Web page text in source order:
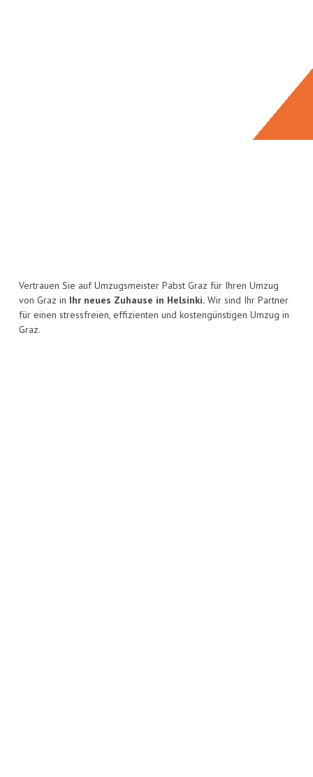
Vertrauen Sie auf Umzugsmeister Pabst Graz für Ihren Umzug
von Graz in Ihr neues Zuhause in Helsinki. Wir sind Ihr Partner
für einen stressfreien, effizienten und kostengünstigen Umzug in
Graz.